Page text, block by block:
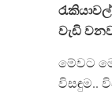
රැකියාවල්
වැඩි
මේවට
විසඳුම..